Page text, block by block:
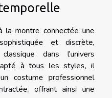
la montre connectée une
et discrète,
dans l’univers
à tous les styles, il
costume professionnel
offrant ainsi une